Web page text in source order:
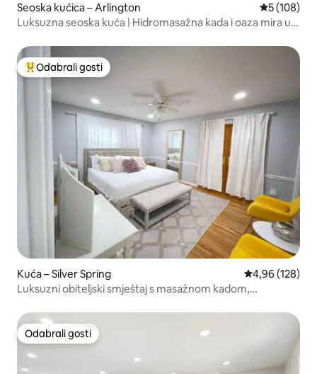
Seoska kućica – Arlington Prosječna
5 (108)
Luksuzna seoska kuća | Hidromasažna kada i oaza mira u
Među najviše rangiranima s oznakom „Odabrali gosti”
Odabrali gosti
Kuća – Silver Spring Prosječna
4,96 (128)
Luksuzni obiteljski smještaj s masažnom kadom,
Odabrali gosti
Odabrali gosti